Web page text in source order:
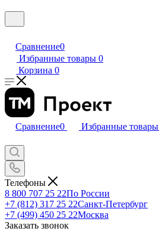
Сравнение0
Избранные товары 0
Корзина 0
Сравнение0 Избранные товары
Телефоны
8 800 707 25 22По России
+7 (812) 317 25 22Санкт-Петербург
+7 (499) 450 25 22Москва
Заказать звонок